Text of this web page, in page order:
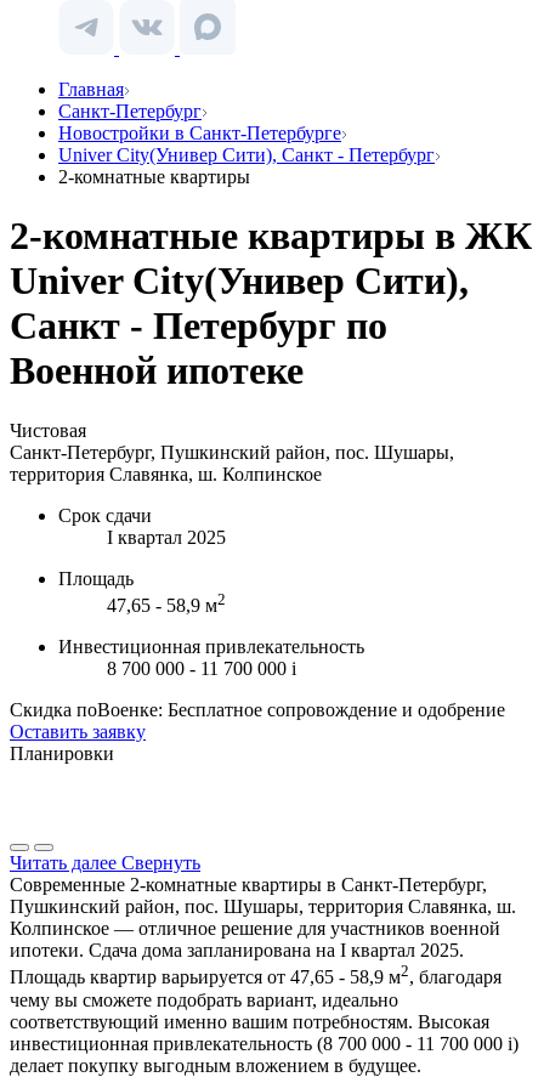
Главная
Санкт-Петербург
Новостройки в Санкт-Петербурге
Univer City(Универ Сити), Санкт - Петербург
2-комнатные квартиры
2-комнатные квартиры в ЖК
Univer City(Универ Сити),
Санкт - Петербург по
Военной ипотеке
Чистовая
Санкт-Петербург, Пушкинский район, пос. Шушары,
территория Славянка, ш. Колпинское
Срок сдачи
I квартал 2025
Площадь
47,65 - 58,9 м2
Инвестиционная привлекательность
8 700 000 - 11 700 000 i
Скидка поВоенке: Бесплатное сопровождение и одобрение
Оставить заявку
Планировки
Читать далее Свернуть
Современные 2-комнатные квартиры в Санкт-Петербург,
Пушкинский район, пос. Шушары, территория Славянка, ш.
Колпинское — отличное решение для участников военной
ипотеки. Сдача дома запланирована на I квартал 2025.
Площадь квартир варьируется от 47,65 - 58,9 м2, благодаря
чему вы сможете подобрать вариант, идеально
соответствующий именно вашим потребностям. Высокая
инвестиционная привлекательность (8 700 000 - 11 700 000 i)
делает покупку выгодным вложением в будущее.